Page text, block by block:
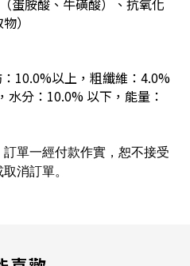
蛋胺酸、牛磺酸）、抗氧化
）
10.0%以上，粗纖維：4.0%
水分：10.0% 以下，能量：
單一經付款作實，恕不接受
消訂單。